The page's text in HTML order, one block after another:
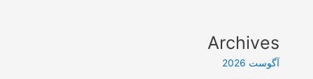
Archives
آگوست 2026